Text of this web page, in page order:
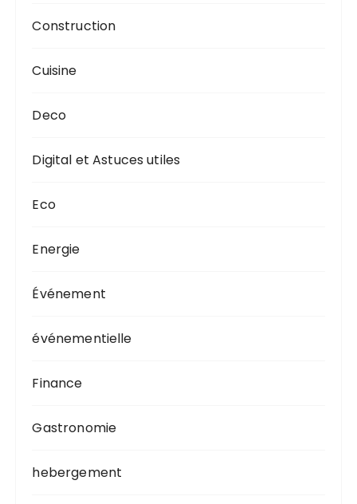
Construction
Cuisine
Deco
Digital et Astuces utiles
Eco
Energie
Événement
événementielle
Finance
Gastronomie
hebergement